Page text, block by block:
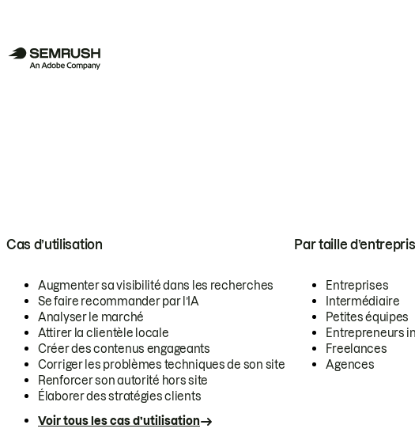
Cas d’utilisation
Augmenter sa visibilité dans les recherches
Se faire recommander par l’IA
Analyser le marché
Attirer la clientèle locale
Créer des contenus engageants
Corriger les problèmes techniques de son site
Renforcer son autorité hors site
Élaborer des stratégies clients
Voir tous les cas d’utilisation
Par taille
Entreprises
Intermédiaire
Petites équipes
Entrepreneurs
Freelances
Agences